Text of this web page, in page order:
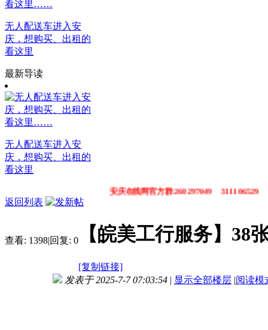
无人配送车进入安
庆，想购买、出租的
看这里
最新导读
无人配送车进入安
庆，想购买、出租的
看这里
安庆在线网官方群:260297049 311106529
返回列表
查看: 1398|回复: 0 【皖美工行服务】38
[复制链接]
发表于 2025-7-7 07:03:54 | 显示全部楼层 |阅读模